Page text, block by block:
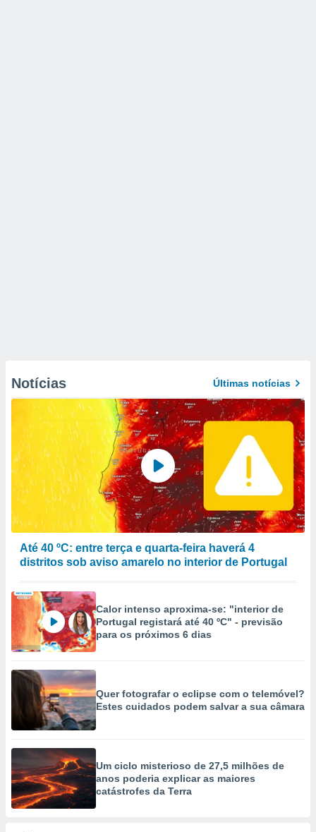
Notícias Últimas notícias
Até 40 ºC: entre terça e quarta-feira haverá 4
distritos sob aviso amarelo no interior de Portugal
Calor intenso aproxima-se: "interior de
Portugal registará até 40 ºC" - previsão
para os próximos 6 dias
Quer fotografar o eclipse com o telemóvel?
Estes cuidados podem salvar a sua câmara
Um ciclo misterioso de 27,5 milhões de
anos poderia explicar as maiores
catástrofes da Terra